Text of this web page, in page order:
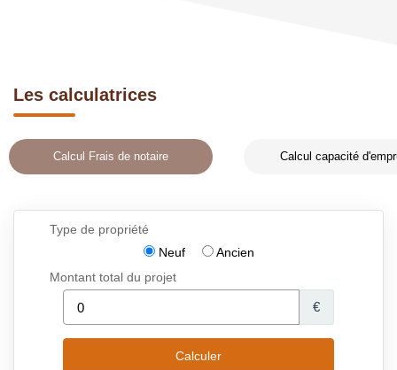
Les calculatrices
Calcul Frais de notaire Calcul capacité